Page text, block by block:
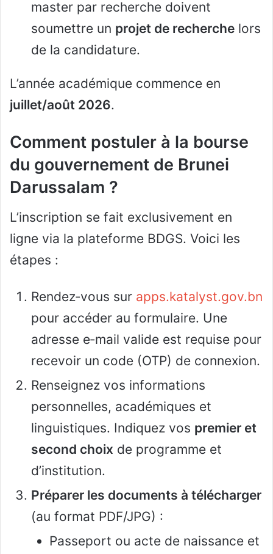
master par recherche doivent
soumettre un projet de recherche lors
de la candidature.
L’année académique commence en
juillet/août 2026.
Comment postuler à la bourse
du gouvernement de Brunei
Darussalam ?
L’inscription se fait exclusivement en
ligne via la plateforme BDGS. Voici les
étapes :
Rendez‑vous sur apps.katalyst.gov.bn
pour accéder au formulaire. Une
adresse e‑mail valide est requise pour
recevoir un code (OTP) de connexion.
Renseignez vos informations
personnelles, académiques et
linguistiques. Indiquez vos premier et
second choix de programme et
d’institution.
Préparer les documents à télécharger
(au format PDF/JPG) :
Passeport ou acte de naissance et